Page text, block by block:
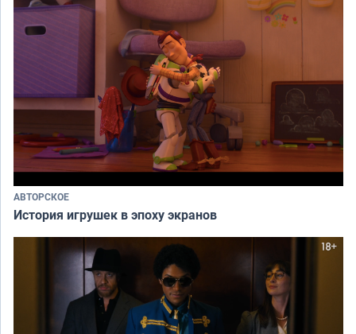
АВТОРСКОЕ
История игрушек в эпоху экранов